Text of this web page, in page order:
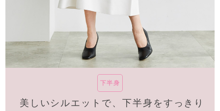
下半身
美しいシルエットで、 下半身をすっきり